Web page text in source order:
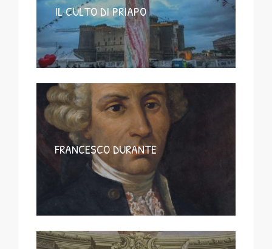
IL CULTO DI PRIAPO
FRANCESCO DURANTE